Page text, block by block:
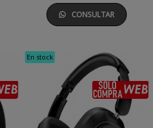
CONSULTAR
SÓLO COMPRA WEB
En stock